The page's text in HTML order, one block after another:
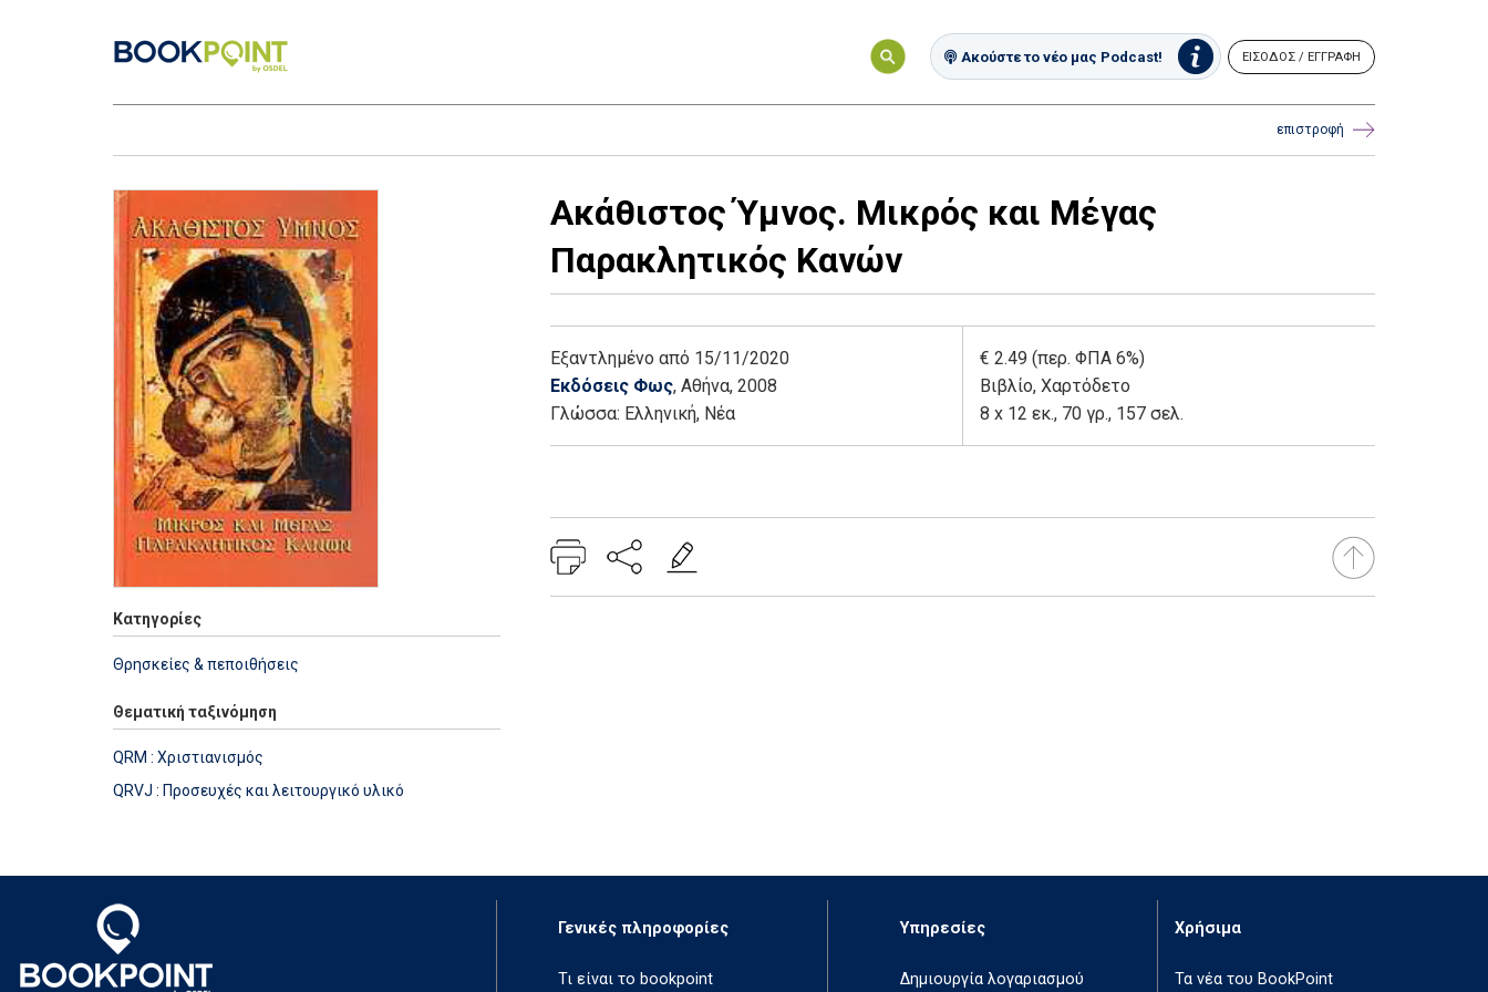
Ακούστε το νέο μας Podcast! ΕΙΣΟΔΟΣ / ΕΓΓΡΑΦΗ
επιστροφή
Κατηγορίες
Θρησκείες & πεποιθήσεις
Θεματική ταξινόμηση
QRM : Χριστιανισμός
QRVJ : Προσευχές και λειτουργικό υλικό
Ακάθιστος Ύμνος. Μικρός και Μέγας
Παρακλητικός Κανών
Εξαντλημένο από 15/11/2020
Εκδόσεις Φως, Αθήνα, 2008
Γλώσσα: Ελληνική, Νέα
€ 2.49 (περ. ΦΠΑ 6%)
Βιβλίο, Χαρτόδετο
8 x 12 εκ., 70 γρ., 157 σελ.
Γενικές πληροφορίες
Τι είναι το bookpoint
Υπηρεσίες
Δημιουργία λογαριασμού
Χρήσιμα
Τα νέα του BookPoint